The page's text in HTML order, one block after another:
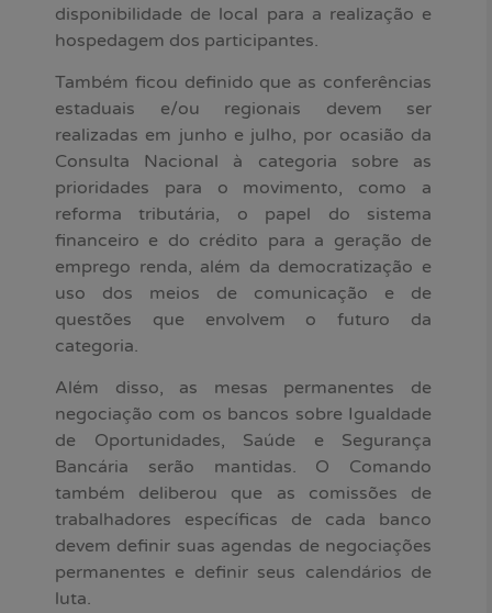
disponibilidade de local para a realização e
hospedagem dos participantes.
Também ficou definido que as conferências
estaduais e/ou regionais devem ser
realizadas em junho e julho, por ocasião da
Consulta Nacional à categoria sobre as
prioridades para o movimento, como a
reforma tributária, o papel do sistema
financeiro e do crédito para a geração de
emprego renda, além da democratização e
uso dos meios de comunicação e de
questões que envolvem o futuro da
categoria.
Além disso, as mesas permanentes de
negociação com os bancos sobre Igualdade
de Oportunidades, Saúde e Segurança
Bancária serão mantidas. O Comando
também deliberou que as comissões de
trabalhadores específicas de cada banco
devem definir suas agendas de negociações
permanentes e definir seus calendários de
luta.